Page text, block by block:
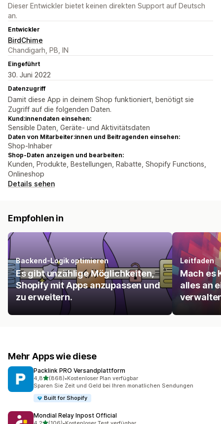
Dieser Entwickler bietet keinen direkten Support auf Deutsch
an.
Entwickler
BirdChime
Chandigarh, PB, IN
Eingeführt
30. Juni 2022
Datenzugriff
Damit diese App in deinem Shop funktioniert, benötigt sie
Zugriff auf die folgenden Daten.
Kund:innendaten einsehen:
Sensible Daten, Geräte- und Aktivitätsdaten
Daten von Mitarbeiter:innen und Beitragenden einsehen:
Shop-Inhaber
Shop-Daten anzeigen und bearbeiten:
Kunden, Produkte, Bestellungen, Rabatte, Shopify Functions,
Onlineshop
Details sehen
Empfohlen in
Backend-Logik optimieren
Es gibt unzählige Möglichkeiten,
Shopify mit Apps anzupassen und
zu erweitern.
Leitfaden
Mach es
alles an
Mehr Apps wie diese
Packlink PRO Versandplattform
4,8von 5 Sternen
(868)
868 Rezensionen insgesamt
•Kostenloser Plan verfügbar
Sparen Sie Zeit und Geld bei Ihren monatlichen Sendungen
Built for Shopify
Mondial Relay Inpost Official
von 5 Sternen